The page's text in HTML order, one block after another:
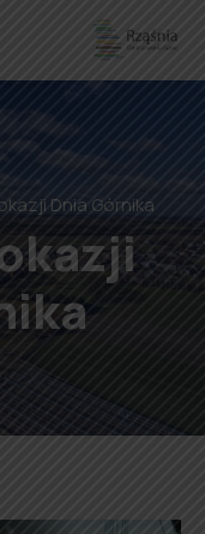
Dnia Górnika